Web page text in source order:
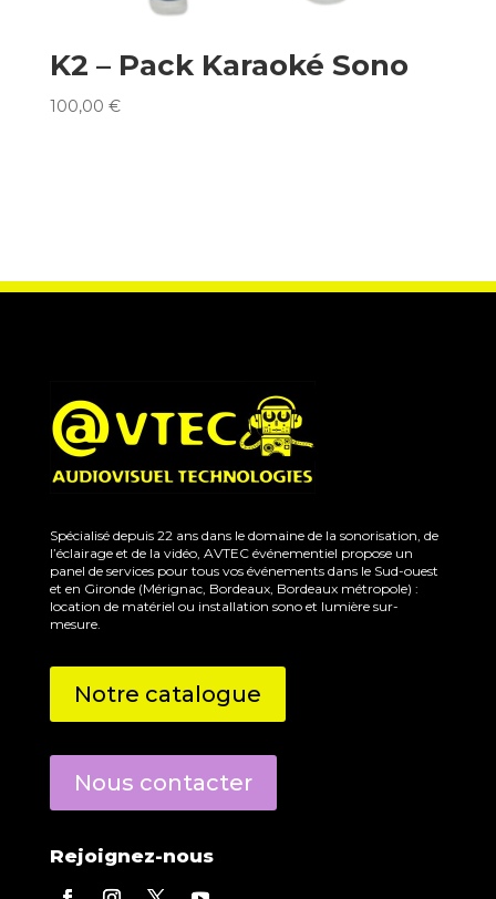
K2 – Pack Karaoké Sono
100,00 €
Spécialisé depuis 22 ans dans le domaine de la sonorisation, de
l’éclairage et de la vidéo, AVTEC événementiel propose un
panel de services pour tous vos événements dans le Sud-ouest
et en Gironde (Mérignac, Bordeaux, Bordeaux métropole) :
location de matériel ou installation sono et lumière sur-
mesure.
Notre catalogue
Nous contacter
Rejoignez-nous